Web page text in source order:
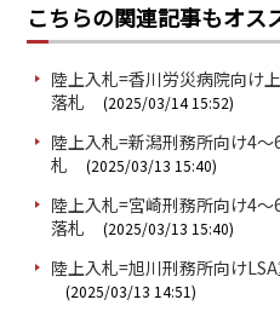
こちらの関連記事もオス
陸上入札=香川労災病院向け
落札
(2025/03/14 15:52)
陸上入札=新潟刑務所向け4
札
(2025/03/13 15:40)
陸上入札=宮崎刑務所向け4
落札
(2025/03/13 15:40)
陸上入札=旭川刑務所向け
(2025/03/13 14:51)